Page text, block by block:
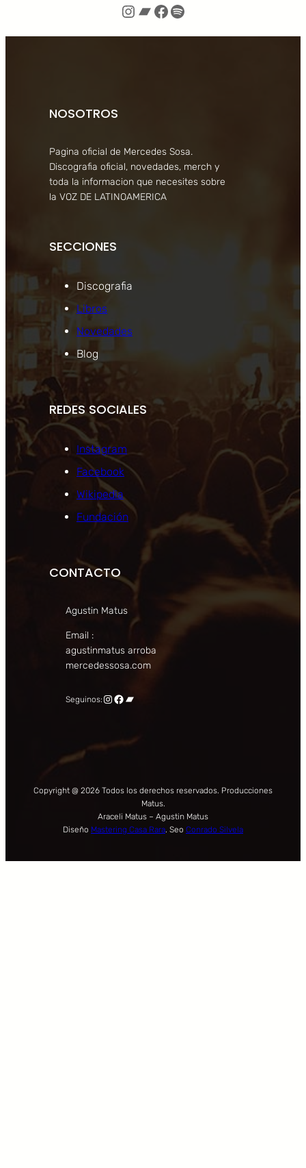
Instagram
Bandcamp
Facebook
Spotify
NOSOTROS
Pagina oficial de Mercedes Sosa.
Discografia oficial, novedades, merch y
toda la informacion que necesites sobre
la VOZ DE LATINOAMERICA
SECCIONES
Discografia
Libros
Novedades
Blog
REDES SOCIALES
Instagram
Facebook
Wikipedia
Fundación
CONTACTO
Agustin Matus
Email :
agustinmatus arroba
mercedessosa.com
Seguinos: Instagram
Facebook
Bandcamp
Copyright @ 2026 Todos los derechos reservados. Producciones
Matus.
Araceli Matus – Agustin Matus
Diseño Mastering Casa Rara. Seo Conrado Silvela